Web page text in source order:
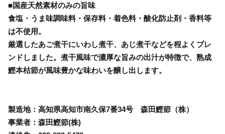
■国産天然素材のみの旨味
食塩・うま味調味料・保存料・着色料・酸化防止剤・香料等
は不使用。
厳選したあご煮干にいわし煮干、あじ煮干などを程よくブレ
ンドしました。煮干風味で濃厚な旨みの出汁が特徴で、熟成
鰹本枯節が風味豊かな味わいを醸し出します。
製造地：高知県高知市南久保7番34号 森田鰹節（株）
事業者：森田鰹節(株)